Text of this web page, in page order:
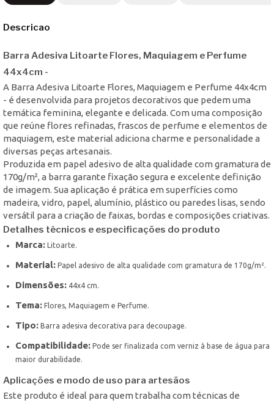
Descricao
Barra Adesiva Litoarte Flores, Maquiagem e Perfume
44x4cm -
A Barra Adesiva Litoarte Flores, Maquiagem e Perfume 44x4cm
- é desenvolvida para projetos decorativos que pedem uma
temática feminina, elegante e delicada. Com uma composição
que reúne flores refinadas, frascos de perfume e elementos de
maquiagem, este material adiciona charme e personalidade a
diversas peças artesanais.
Produzida em papel adesivo de alta qualidade com gramatura de
170g/m², a barra garante fixação segura e excelente definição
de imagem. Sua aplicação é prática em superfícies como
madeira, vidro, papel, alumínio, plástico ou paredes lisas, sendo
versátil para a criação de faixas, bordas e composições criativas.
Detalhes técnicos e especificações do produto
Marca: Litoarte.
Material: Papel adesivo de alta qualidade com gramatura de 170g/m².
Dimensões: 44x4 cm.
Tema: Flores, Maquiagem e Perfume.
Tipo: Barra adesiva decorativa para decoupage.
Compatibilidade: Pode ser finalizada com verniz à base de água para
maior durabilidade.
Aplicações e modo de uso para artesãos
Este produto é ideal para quem trabalha com técnicas de